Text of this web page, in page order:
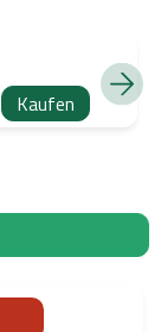
Kaufen